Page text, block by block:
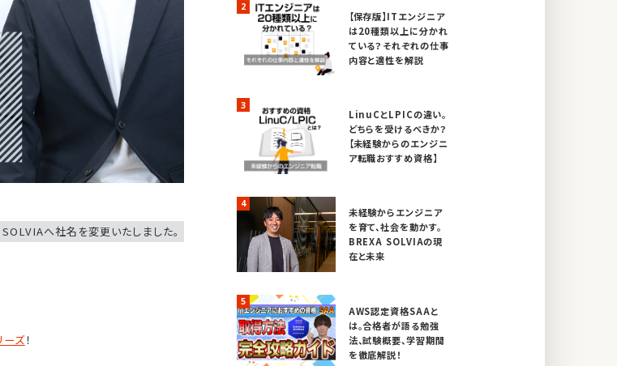
へ社名を変更いたしました。
ーズ！
2
【保存版】ITエンジニア
は20種類以上に分かれ
ている？それぞれの仕事
内容と適性を解説
3
LinuCとLPICの違い。
どちらを受けるべきか？
【未経験からのエンジニ
ア転職おすすめ資格】
4
未経験からエンジニア
を育て、社会を動かす。
BREXA SOLVIAの現
在と未来
5
AWS認定資格SAAと
は。合格者が語る勉強
法、試験概要、学習期間
を徹底解説！
知る
知る